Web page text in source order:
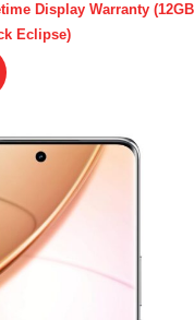
Display Warranty (12GB
Eclipse)